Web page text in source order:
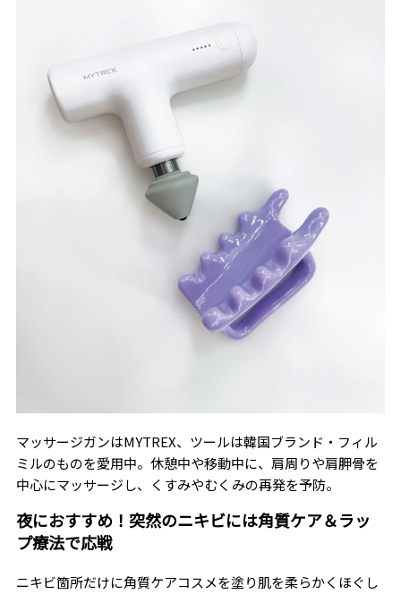
マッサージガンはMYTREX、ツールは韓国ブランド・フィル
ミルのものを愛用中。休憩中や移動中に、肩周りや肩胛骨を
中心にマッサージし、くすみやむくみの再発を予防。
夜におすすめ！突然のニキビには角質ケア＆ラッ
プ療法で応戦
ニキビ箇所だけに角質ケアコスメを塗り肌を柔らかくほぐし